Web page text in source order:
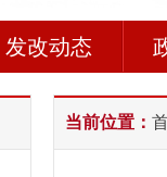
发改动态
当前位置：